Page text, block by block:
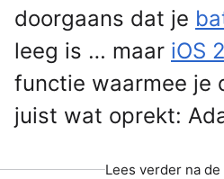
doorgaans dat je
leeg is … maar iOS
functie waarmee je
juist wat oprekt:
Lees verder na